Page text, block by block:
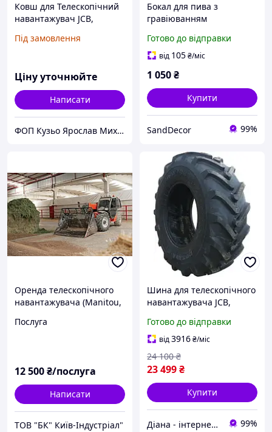
Ковш для Телескопічний
навантажувач JCB,
Під замовлення
Ціну уточнюйте
Написати
ФОП Кузьо Ярослав Михайлович
Бокал для пива з
гравіюванням
маніпулятор-
навантажувач JCB 125
Готово до відправки
від 105₴/міс
1 050₴
Купити
SandDecor 99%
Оренда телескопічного
навантажувача (Manitou,
Послуга
12 500₴/послуга
Написати
ТОВ "БК" Київ-Індустріал"
Шина для телескопічного
навантажувача JCB,
- Росава
Готово до відправки
від3916₴/міс
23 499₴
24 100 ₴
Купити
Діана - інтернет магазин шин для с/г техніки та мототранспорту 99%